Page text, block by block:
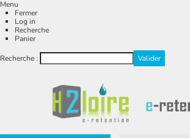
Menu
Fermer
Log in
Recherche
Panier
Recherche :